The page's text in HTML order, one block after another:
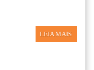
LEIA MAIS